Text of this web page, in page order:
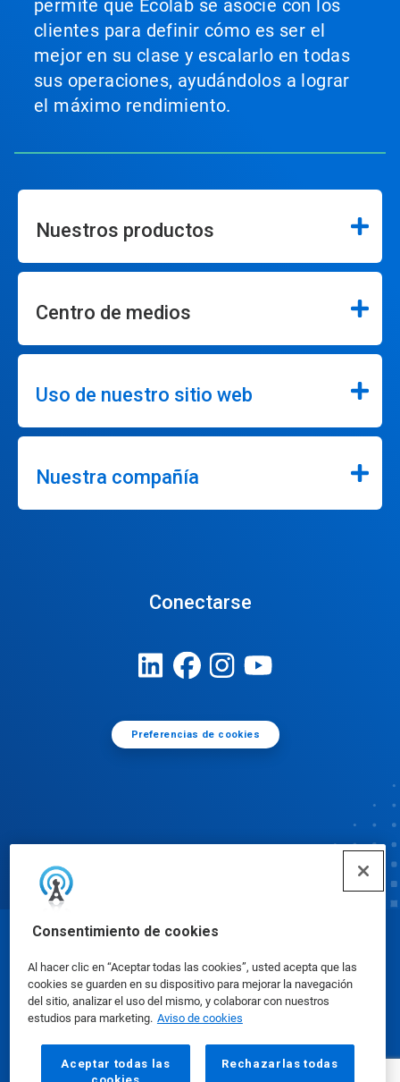
Consentimiento de cookies
Al hacer clic en “Aceptar todas las cookies”, usted acepta que las
cookies se guarden en su dispositivo para mejorar la navegación
del sitio, analizar el uso del mismo, y colaborar con nuestros
estudios para marketing. Aviso de cookies
Aceptar todas las
Rechazarlas todas
permite que Ecolab se asocie con los
clientes para definir cómo es ser el
mejor en su clase y escalarlo en todas
sus operaciones, ayudándolos a lograr
el máximo rendimiento.
Nuestros productos
Centro de medios
Uso de nuestro sitio web
Nuestra compañía
Conectarse
Preferencias de cookies
Hojas de datos sobre seguridad|Política de
privacidad|Términos de uso